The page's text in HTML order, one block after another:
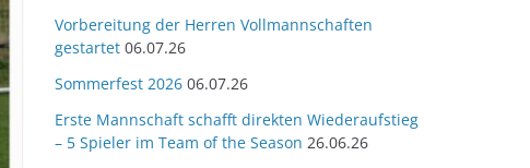
Vorbereitung der Herren Vollmannschaften
gestartet 06.07.26
Sommerfest 2026 06.07.26
Erste Mannschaft schafft direkten Wiederaufstieg
– 5 Spieler im Team of the Season 26.06.26